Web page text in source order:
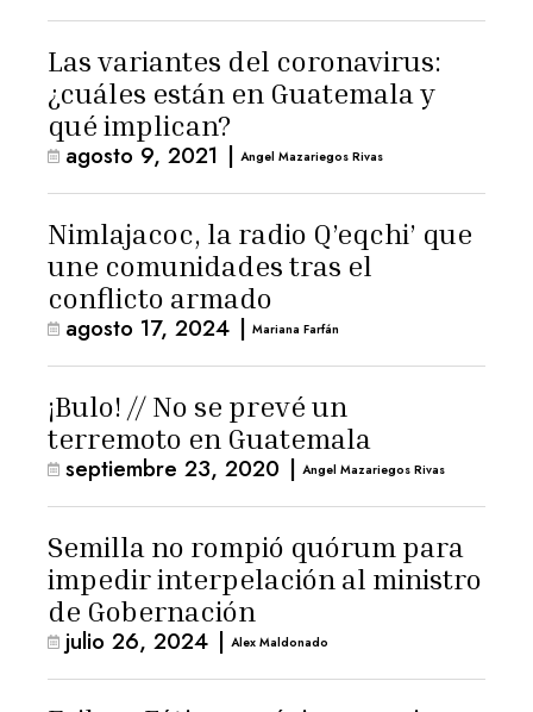
Las variantes del coronavirus:
¿cuáles están en Guatemala y
qué implican?
agosto 9, 2021 | Angel Mazariegos Rivas
Nimlajacoc, la radio Q’eqchi’ que
une comunidades tras el
conflicto armado
agosto 17, 2024 | Mariana Farfán
¡Bulo! // No se prevé un
terremoto en Guatemala
septiembre 23, 2020 | Angel Mazariegos Rivas
Semilla no rompió quórum para
impedir interpelación al ministro
de Gobernación
julio 26, 2024 | Alex Maldonado